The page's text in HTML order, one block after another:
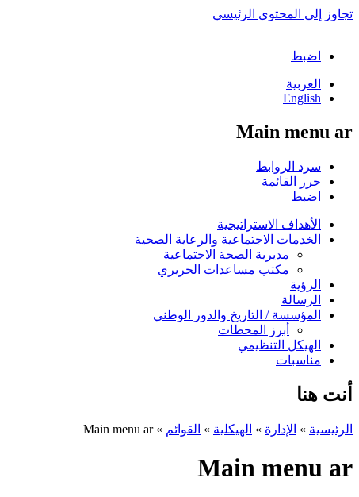
تجاوز إلى المحتوى الرئيسي
اضبط
العربية
English
Main menu ar
سرد الروابط
حرر القائمة
اضبط
الأهداف الاستراتيجية
الخدمات الاجتماعية والرعاية الصحية
مديرية الصحة الاجتماعية
مكتب مساعدات الحريري
الرؤية
الرسالة
المؤسسة / التاريخ والدور الوطني
أبرز المحطات
الهيكل التنظيمي
مناسبات
أنت هنا
الرئيسية » الإدارة » الهيكلية » القوائم »
Main menu ar
Main menu ar